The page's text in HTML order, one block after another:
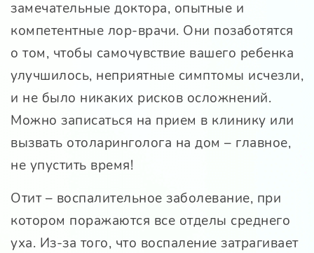
замечательные доктора, опытные и
компетентные лор-врачи. Они позаботятся
о том, чтобы самочувствие вашего ребенка
улучшилось, неприятные симптомы исчезли,
и не было никаких рисков осложнений.
Можно записаться на прием в клинику или
вызвать отоларинголога на дом – главное,
не упустить время!
Отит – воспалительное заболевание, при
котором поражаются все отделы среднего
уха. Из-за того, что воспаление затрагивает